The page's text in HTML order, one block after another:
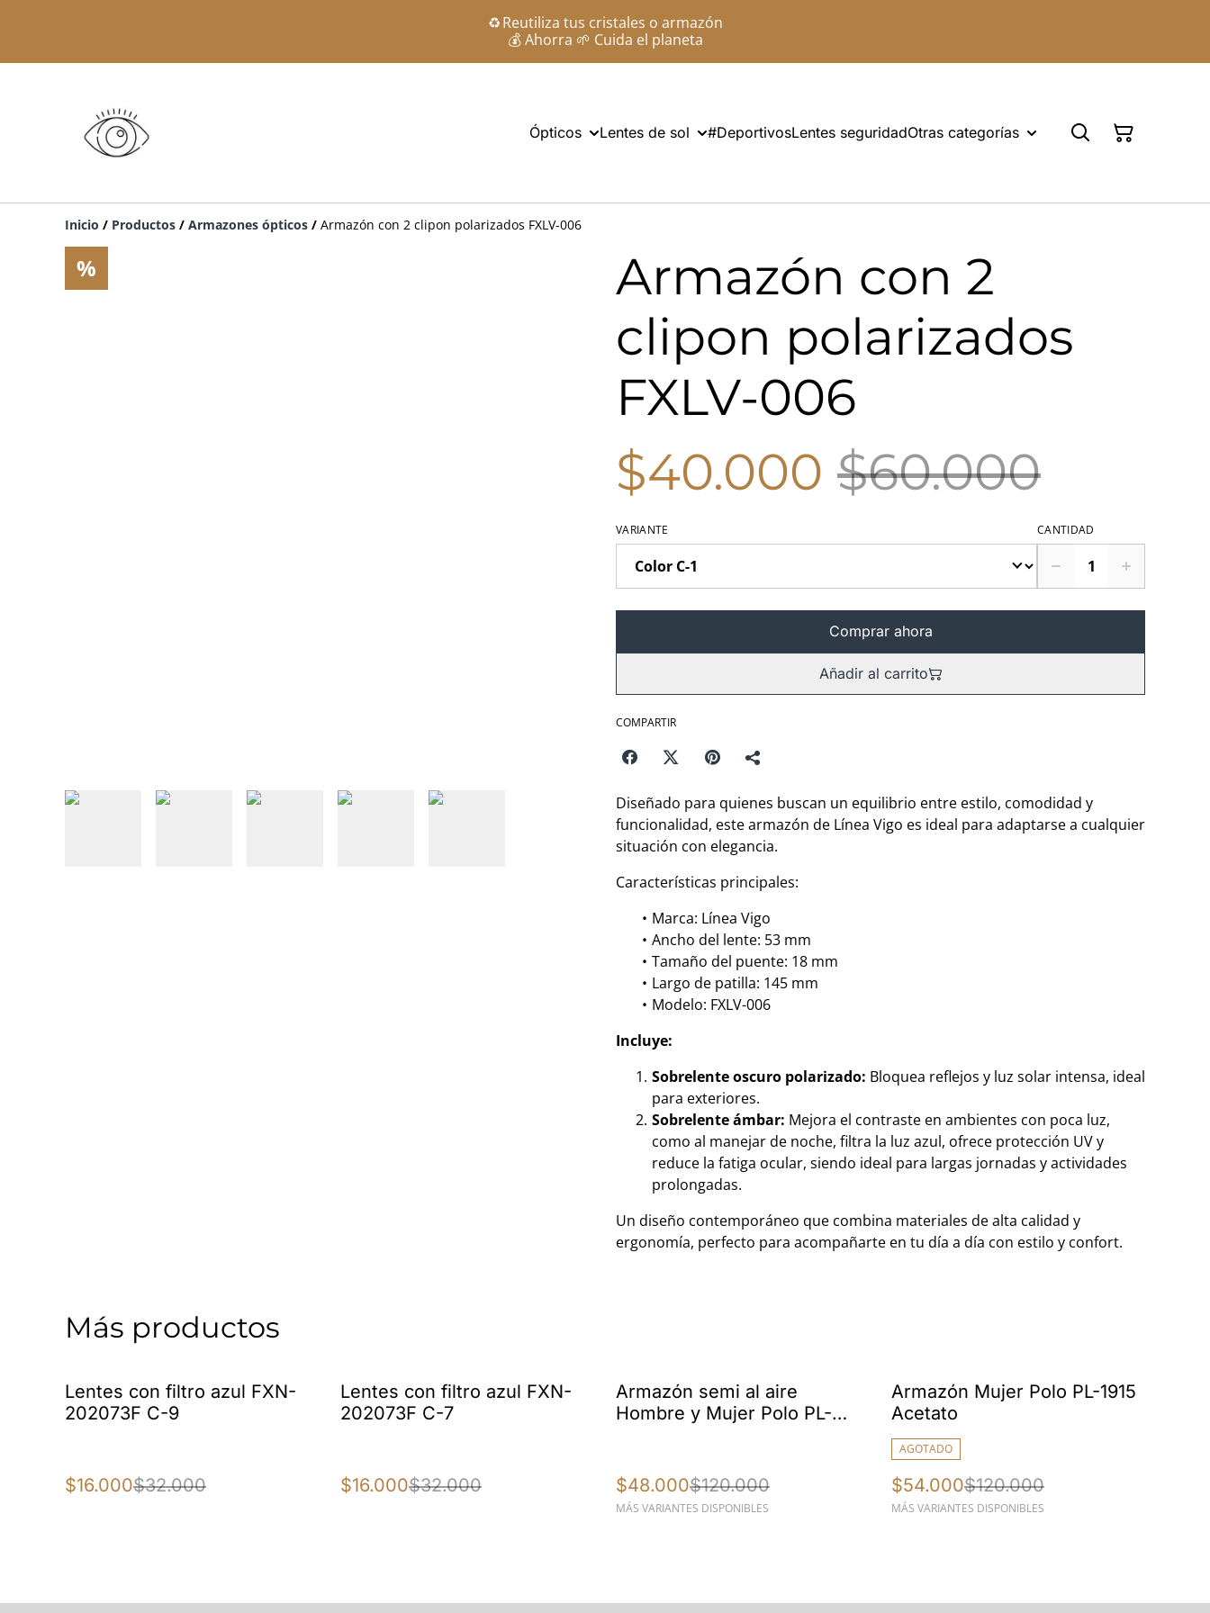
♻️ Reutiliza tus cristales o armazón
💰 Ahorra 🌱 Cuida el planeta
Ópticos Lentes de sol #DeportivosLentes seguridadOtras categorías
Inicio / Productos / Armazones ópticos / Armazón con 2 clipon polarizados FXLV-006
%
Armazón con 2
clipon polarizados
FXLV-006
$40.000 $60.000
VARIANTE CANTIDAD
Comprar ahora
Añadir al carrito
COMPARTIR
Diseñado para quienes buscan un equilibrio entre estilo, comodidad y
funcionalidad, este armazón de Línea Vigo es ideal para adaptarse a cualquier
situación con elegancia.
Características principales:
Marca: Línea Vigo
Ancho del lente: 53 mm
Tamaño del puente: 18 mm
Largo de patilla: 145 mm
Modelo: FXLV-006
Incluye:
Sobrelente oscuro polarizado: Bloquea reflejos y luz solar intensa, ideal
para exteriores.
Sobrelente ámbar: Mejora el contraste en ambientes con poca luz,
como al manejar de noche, filtra la luz azul, ofrece protección UV y
reduce la fatiga ocular, siendo ideal para largas jornadas y actividades
prolongadas.
Un diseño contemporáneo que combina materiales de alta calidad y
ergonomía, perfecto para acompañarte en tu día a día con estilo y confort.
Más productos
%
Lentes con filtro azul FXN-
202073F C-9
$16.000$32.000
%
Lentes con filtro azul FXN-
202073F C-7
$16.000$32.000
%
Armazón semi al aire
Hombre y Mujer Polo PL-
$48.000$120.000
MÁS VARIANTES DISPONIBLES
%
Armazón Mujer Polo PL-1915
Acetato
AGOTADO
$54.000$120.000
MÁS VARIANTES DISPONIBLES